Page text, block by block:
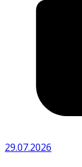
29.07.2026